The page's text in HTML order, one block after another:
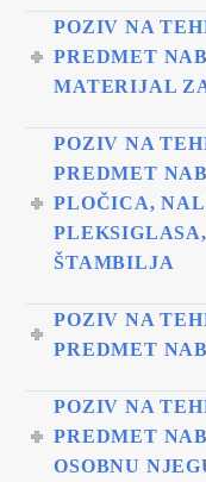
POZIV NA
PREDMET
MATERIJAL
POZIV NA
PREDMET
PLOČICA,
ŠTAMBILJA
POZIV NA
PREDMET
POZIV NA
PREDMET
OSOBNU